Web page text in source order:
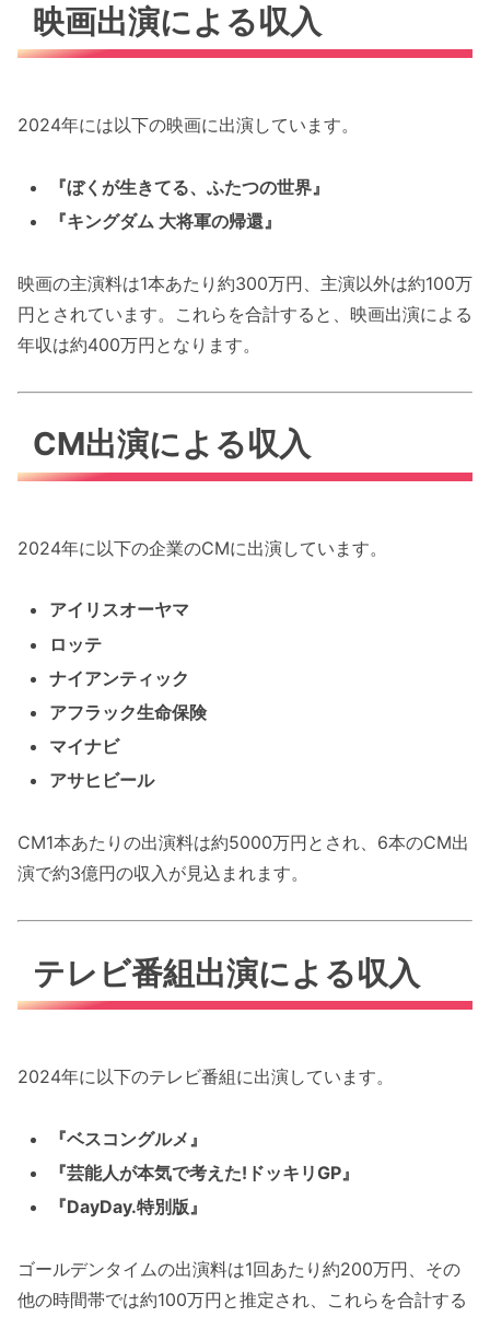
映画出演による収入
2024年には以下の映画に出演しています。
『ぼくが生きてる、ふたつの世界』
『キングダム 大将軍の帰還』
映画の主演料は1本あたり約300万円、主演以外は約100万
円とされています。これらを合計すると、映画出演による
年収は約400万円となります。
CM出演による収入
2024年に以下の企業のCMに出演しています。
アイリスオーヤマ
ロッテ
ナイアンティック
アフラック生命保険
マイナビ
アサヒビール
CM1本あたりの出演料は約5000万円とされ、6本のCM出
演で約3億円の収入が見込まれます。
テレビ番組出演による収入
2024年に以下のテレビ番組に出演しています。
『ベスコングルメ』
『芸能人が本気で考えた!ドッキリGP』
『DayDay.特別版』
ゴールデンタイムの出演料は1回あたり約200万円、その
他の時間帯では約100万円と推定され、これらを合計する